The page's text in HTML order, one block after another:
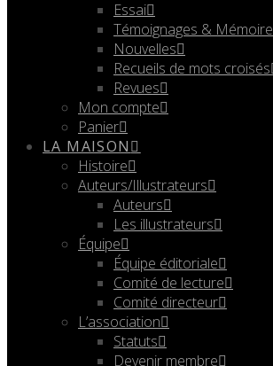
Essai
Témoignages & Mémoire
Nouvelles
Recueils de mots croisés
Revues
Mon compte
Panier
LA MAISON
Histoire
Auteurs/Illustrateurs
Auteurs
Les illustrateurs
Équipe
Équipe éditoriale
Comité de lecture
Comité directeur
L’association
Statuts
Devenir membre